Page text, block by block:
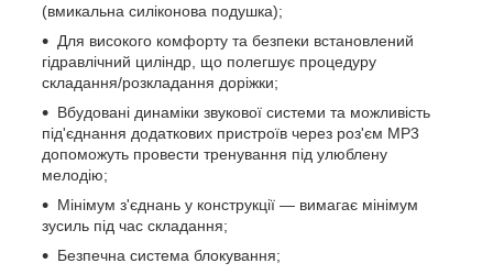
(вмикальна силіконова подушка);
Для високого комфорту та безпеки встановлений
гідравлічний циліндр, що полегшує процедуру
складання/розкладання доріжки;
Вбудовані динаміки звукової системи та можливість
під'єднання додаткових пристроїв через роз'єм MP3
допоможуть провести тренування під улюблену
мелодію;
Мінімум з'єднань у конструкції — вимагає мінімум
зусиль під час складання;
Безпечна система блокування;